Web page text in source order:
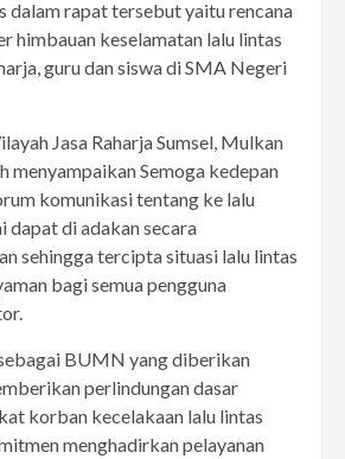
dalam rapat tersebut yaitu rencana
himbauan keselamatan lalu lintas
guru dan siswa di SMA Negeri
Jasa Raharja Sumsel, Mulkan
menyampaikan Semoga kedepan
komunikasi tentang ke lalu
dapat di adakan secara
sehingga tercipta situasi lalu lintas
bagi semua pengguna
BUMN yang diberikan
perlindungan dasar
korban kecelakaan lalu lintas
menghadirkan pelayanan